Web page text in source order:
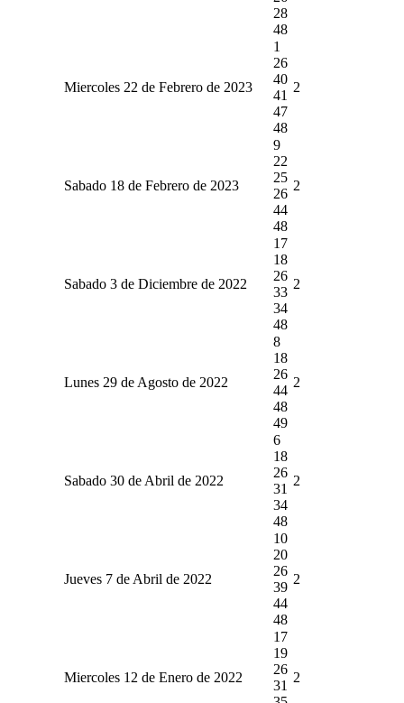
28
48
Miercoles 22 de Febrero de 2023
1
26
40
41
47
48
2
Sabado 18 de Febrero de 2023
9
22
25
26
44
48
2
Sabado 3 de Diciembre de 2022
17
18
26
33
34
48
2
Lunes 29 de Agosto de 2022
8
18
26
44
48
49
2
Sabado 30 de Abril de 2022
6
18
26
31
34
48
2
Jueves 7 de Abril de 2022
10
20
26
39
44
48
2
Miercoles 12 de Enero de 2022
17
19
26
31
2